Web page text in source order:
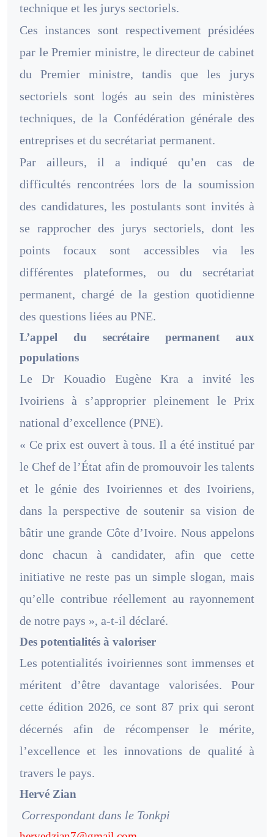
technique et les jurys sectoriels.
Ces instances sont respectivement présidées
par le Premier ministre, le directeur de cabinet
du Premier ministre, tandis que les jurys
sectoriels sont logés au sein des ministères
techniques, de la Confédération générale des
entreprises et du secrétariat permanent.
Par ailleurs, il a indiqué qu’en cas de
difficultés rencontrées lors de la soumission
des candidatures, les postulants sont invités à
se rapprocher des jurys sectoriels, dont les
points focaux sont accessibles via les
différentes plateformes, ou du secrétariat
permanent, chargé de la gestion quotidienne
des questions liées au PNE.
L’appel du secrétaire permanent aux
populations
Le Dr Kouadio Eugène Kra a invité les
Ivoiriens à s’approprier pleinement le Prix
national d’excellence (PNE).
« Ce prix est ouvert à tous. Il a été institué par
le Chef de l’État afin de promouvoir les talents
et le génie des Ivoiriennes et des Ivoiriens,
dans la perspective de soutenir sa vision de
bâtir une grande Côte d’Ivoire. Nous appelons
donc chacun à candidater, afin que cette
initiative ne reste pas un simple slogan, mais
qu’elle contribue réellement au rayonnement
de notre pays », a-t-il déclaré.
Des potentialités à valoriser
Les potentialités ivoiriennes sont immenses et
méritent d’être davantage valorisées. Pour
cette édition 2026, ce sont 87 prix qui seront
décernés afin de récompenser le mérite,
l’excellence et les innovations de qualité à
travers le pays.
Hervé Zian
Correspondant dans le Tonkpi